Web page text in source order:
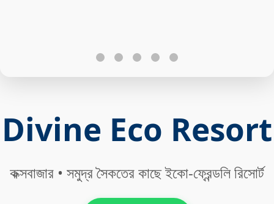
Divine Eco Resort
কক্সবাজার • সমুদ্র সৈকতের কাছে ইকো-ফ্রেন্ডলি রিসোর্ট